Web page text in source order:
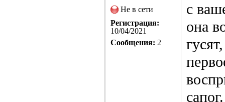
Не в сети
Регистрация:
10/04/2021
Сообщения: 2
с
она